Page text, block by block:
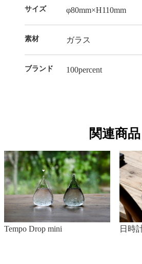
サイズ φ80mm×H110mm
素材 ガラス
ブランド 100percent
関連商品
Tempo Drop mini 日時